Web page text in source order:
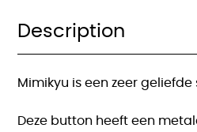
Description
Mimikyu is een zeer geliefde
Deze button heeft een